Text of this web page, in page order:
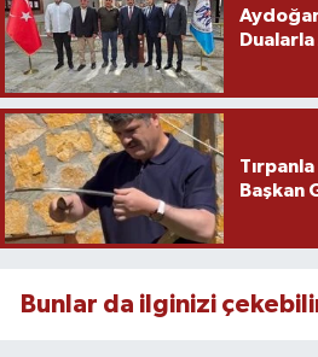
Dualarla
Başkan
Bunlar da ilginizi